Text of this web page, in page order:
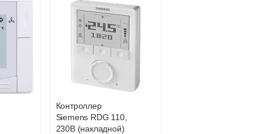
681
GRILL.SGWL-16-
2000 венге.
42 755
Подробнее
Конвектор
ITT.080.200.1200 с
GRILL.SGW-20-
1200 орех
Контроллер
Siemens RDG 110,
230В (накладной)